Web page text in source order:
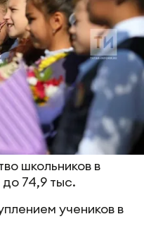
школьников в
74,9 тыс.
учеников в